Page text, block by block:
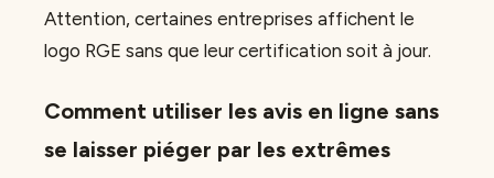
Attention, certaines entreprises affichent le
logo RGE sans que leur certification soit à jour.
Comment utiliser les avis en ligne sans
se laisser piéger par les extrêmes